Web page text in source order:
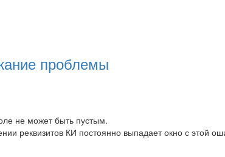
проблемы
не может быть пустым.
реквизитов КИ постоянно выпадает окно с этой